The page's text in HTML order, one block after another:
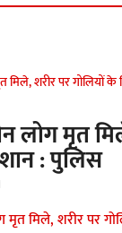
मिले, शरीर पर गोलियों के
लोग मृत
: पुलिस